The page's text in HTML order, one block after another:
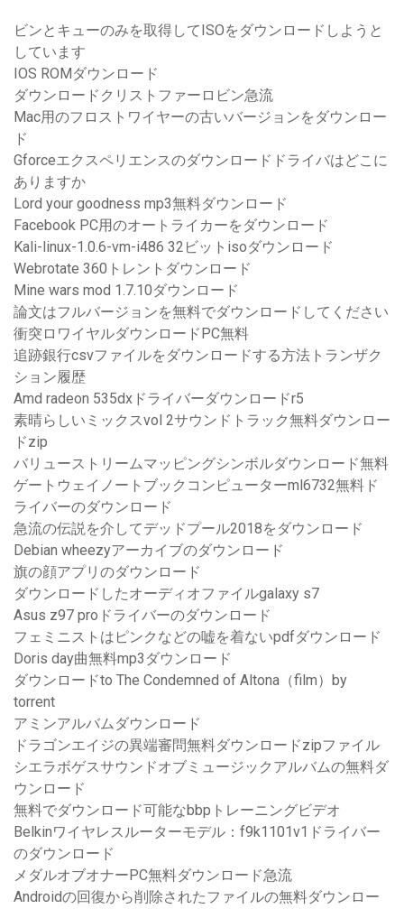
ビンとキューのみを取得してISOをダウンロードしようと
しています
IOS ROMダウンロード
ダウンロードクリストファーロビン急流
Mac用のフロストワイヤーの古いバージョンをダウンロー
ド
Gforceエクスペリエンスのダウンロードドライバはどこに
ありますか
Lord your goodness mp3無料ダウンロード
Facebook PC用のオートライカーをダウンロード
Kali-linux-1.0.6-vm-i486 32ビットisoダウンロード
Webrotate 360​​トレントダウンロード
Mine wars mod 1.7.10ダウンロード
論文はフルバージョンを無料でダウンロードしてください
衝突ロワイヤルダウンロードPC無料
追跡銀行csvファイルをダウンロードする方法トランザク
ション履歴
Amd radeon 535dxドライバーダウンロードr5
素晴らしいミックスvol 2サウンドトラック無料ダウンロー
ドzip
バリューストリームマッピングシンボルダウンロード無料
ゲートウェイノートブックコンピューターml6732無料ド
ライバーのダウンロード
急流の伝説を介してデッドプール2018をダウンロード
Debian wheezyアーカイブのダウンロード
旗の顔アプリのダウンロード
ダウンロードしたオーディオファイルgalaxy s7
Asus z97 proドライバーのダウンロード
フェミニストはピンクなどの嘘を着ないpdfダウンロード
Doris day曲無料mp3ダウンロード
ダウンロードto The Condemned of Altona（film）by
torrent
アミンアルバムダウンロード
ドラゴンエイジの異端審問無料ダウンロードzipファイル
シエラボゲスサウンドオブミュージックアルバムの無料ダ
ウンロード
無料でダウンロード可能なbbpトレーニングビデオ
Belkinワイヤレスルーターモデル：f9k1101v1ドライバー
のダウンロード
メダルオブオナーPC無料ダウンロード急流
Androidの回復から削除されたファイルの無料ダウンロー